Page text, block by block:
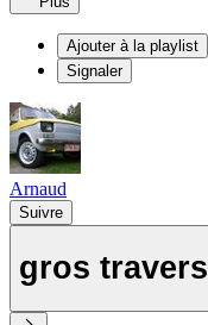
Ajouter à la playlist
Signaler
Arnaud
Suivre
gros travers